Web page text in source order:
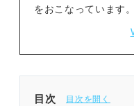
をおこなっています。
目次